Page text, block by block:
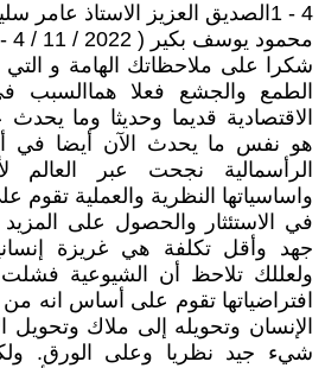
4 - 1الصديق ‏العزيز الاستاذ عامر سليم الموقر
محمود يوسف بكير ( 2022 / 11 / 4 - 11:03 )
شكرا على ملاحظاتك الهامة و التي
‏الطمع والجشع فعلا
الاقتصادية قديما وحديثا وما
هو نفس ما يحدث الآن أيضا في
‏الرأسمالية نجحت عبر العالم
واساسياتها النظرية والعملية تقوم
في الاستئثار والحصول على
جهد وأقل تكلفة هي غريزة
ولعللك تلاحظ أن الشيوعية فشلت
افتراضياتها تقوم على أساس انه
الإنسان وتحويله إلى ملاك وتحويل
شيء جيد نظريا وعلى الورق.